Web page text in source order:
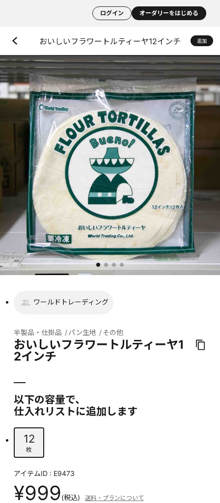
ログイン オーダリーをはじめる
おいしいフラワートルティーヤ12インチ 追加
ワールドトレーディング
半製品・仕掛品 パン生地 その他
おいしいフラワートルティーヤ1
2インチ
以下の容量で、
仕入れリストに追加します
12
枚
アイテムID : E9473
¥999(税込) 送料・プランについて